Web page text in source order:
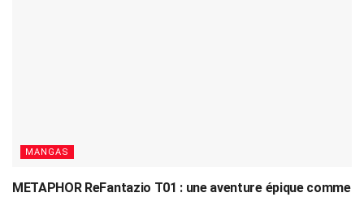
MANGAS
METAPHOR ReFantazio T01 : une aventure épique comme